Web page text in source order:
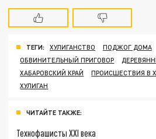
ТЕГИ: ХУЛИГАНСТВО ПОДЖОГ ДОМА
ОБВИНИТЕЛЬНЫЙ ПРИГОВОР
ХАБАРОВСКИЙ КРАЙ
ПРОИСШЕСТВИЯ В
ХУЛИГАН
ЧИТАЙТЕ ТАКЖЕ:
Технофашисты XXI века